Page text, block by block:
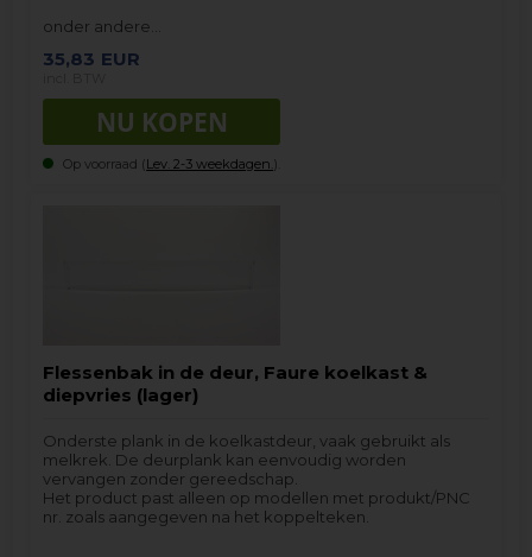
onder andere…
35,83 EUR
Op voorraad (Lev. 2-3 weekdagen. ).
Flessenbak in de deur, Faure koelkast &
diepvries (lager)
Onderste plank in de koelkastdeur, vaak gebruikt als
melkrek. De deurplank kan eenvoudig worden
vervangen zonder gereedschap.
Het product past alleen op modellen met produkt/PNC
nr. zoals aangegeven na het koppelteken.